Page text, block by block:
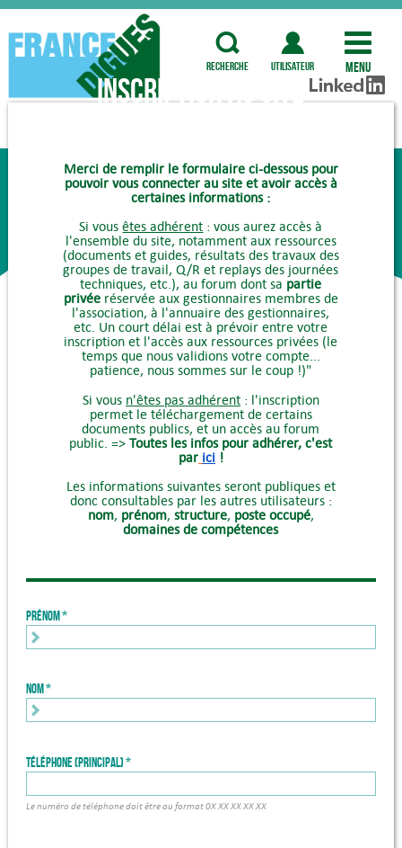
recherche utilisateur Menu
Inscription au site
Merci de remplir le formulaire ci-dessous pour
pouvoir vous connecter au site et avoir accès à
certaines informations :
Si vousêtes adhérent : vous aurez accès à
l'ensemble du site, notamment aux ressources
(documents et guides, résultats des travaux des
groupes de travail, Q/R et replays des journées
techniques, etc.), au forum dont sa partie
privéeréservée aux gestionnaires membres de
l'association, à l'annuaire des gestionnaires,
etc. Un court délai est à prévoir entre votre
inscription et l'accès aux ressources privées (le
temps que nous validions votre compte...
patience, nous sommes sur le coup !)"
Si vous n'êtes pas adhérent: l'inscription
permet le téléchargement de certains
documents publics, et un accès au forum
public. =>Toutes les infos pour adhérer, c'est
par ici !
Les informations suivantes seront publiques et
donc consultables par les autres utilisateurs :
nom, prénom, structure, poste occupé,
domaines de compétences
Prénom
Nom
Téléphone (principal)
Le numéro de téléphone doit être au format 0X XX XX XX XX